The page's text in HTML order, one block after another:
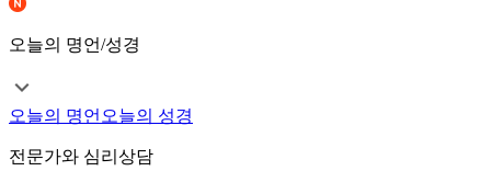
오늘의 명언/성경
오늘의 명언 오늘의 성경
전문가와 심리상담